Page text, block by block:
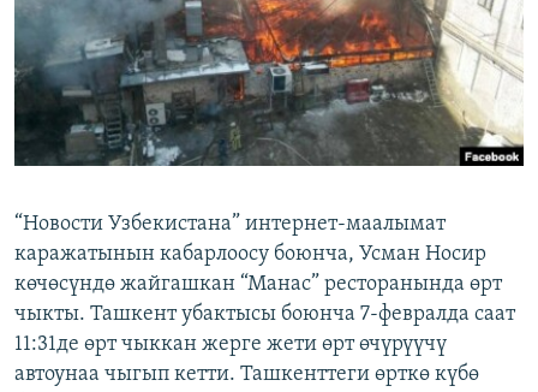
АЗАТТЫК+
ЫҢГАЙСЫЗ СУРООЛОР
ЭЕ/АРнун бардык сайттары
“Новости Узбекистана” интернет-маалымат
каражатынын кабарлоосу боюнча, Усман Носир
көчөсүндө жайгашкан “Манас” ресторанында өрт
чыкты. Ташкент убактысы боюнча 7-февралда саат
11:31де өрт чыккан жерге жети өрт өчүрүүчү
автоунаа чыгып кетти. Ташкенттеги өрткө күбө